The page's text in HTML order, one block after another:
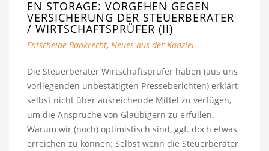
EN STORAGE: VORGEHEN GEGEN
VERSICHERUNG DER STEUERBERATER
/ WIRTSCHAFTSPRÜFER (II)
Entscheide Bankrecht, Neues aus der Kanzlei
Die Steuerberater Wirtschaftsprüfer haben (aus uns
vorliegenden unbestätigten Presseberichten) erklärt
selbst nicht über ausreichende Mittel zu verfügen,
um die Ansprüche von Gläubigern zu erfüllen.
Warum wir (noch) optimistisch sind, ggf. doch etwas
erreichen zu können: Selbst wenn die Steuerberater